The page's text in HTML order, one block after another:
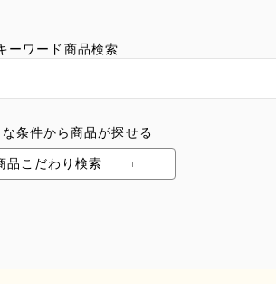
ーワード商品検索
条件から商品が探せる
品こだわり検索